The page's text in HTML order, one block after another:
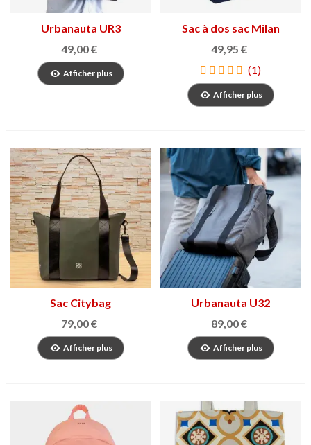
Urbanauta UR3
49,00 €
Afficher plus
Sac à dos sac Milan
49,95 €
(1)
Afficher plus
Sac Citybag
79,00 €
Afficher plus
Urbanauta U32
89,00 €
Afficher plus